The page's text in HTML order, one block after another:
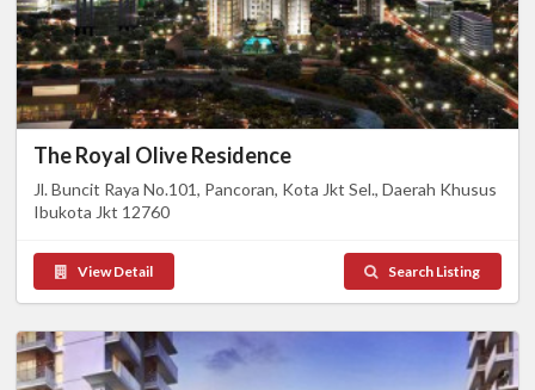
The Royal Olive Residence
Jl. Buncit Raya No.101, Pancoran, Kota Jkt Sel., Daerah Khusus
Ibukota Jkt 12760
View Detail Search Listing